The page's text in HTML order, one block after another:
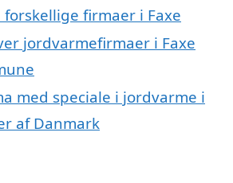
firmaer i Faxe
jordvarmefirmaer i Faxe
med speciale i jordvarme i
af Danmark